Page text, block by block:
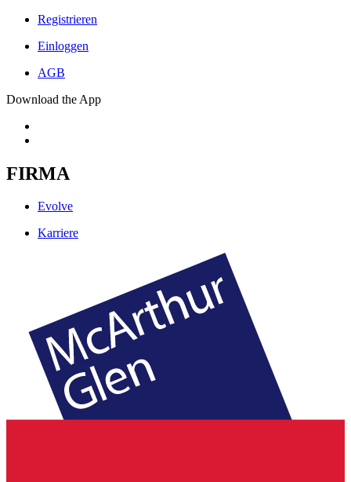
Registrieren
Einloggen
AGB
Download the App
FIRMA
Evolve
Karriere